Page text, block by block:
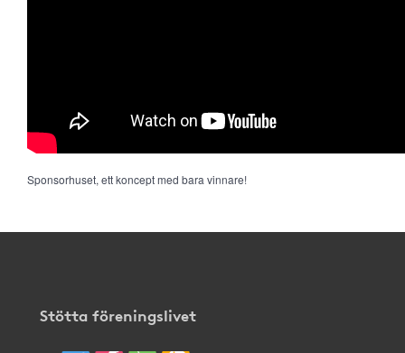
Sponsorhuset, ett koncept med bara vinnare!
Stötta föreningslivet